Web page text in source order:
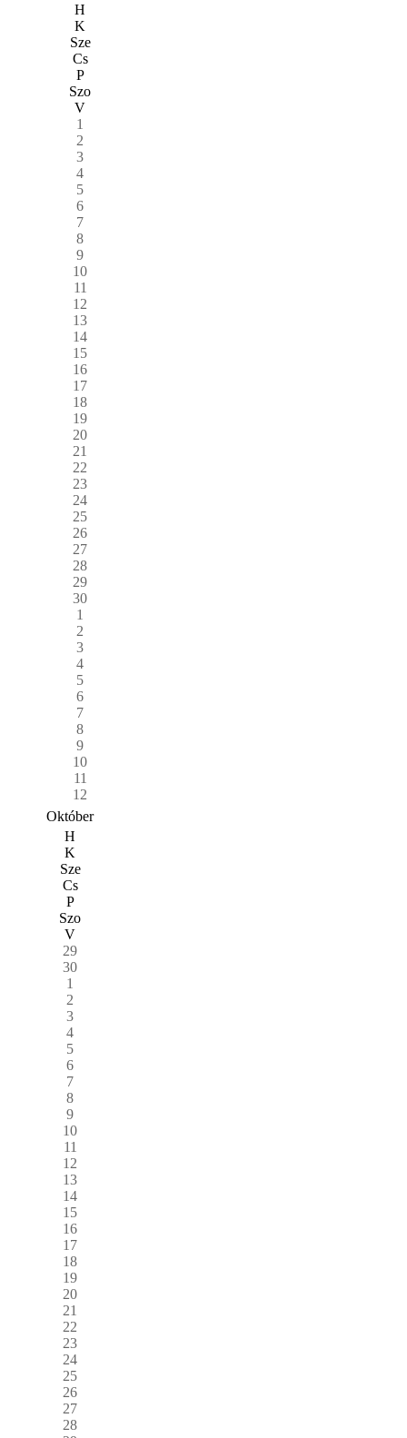
H
K
Sze
Cs
P
Szo
V
1
2
3
4
5
6
7
8
9
10
11
12
13
14
15
16
17
18
19
20
21
22
23
24
25
26
27
28
29
30
1
2
3
4
5
6
7
8
9
10
11
12
Október
H
K
Sze
Cs
P
Szo
V
29
30
1
2
3
4
5
6
7
8
9
10
11
12
13
14
15
16
17
18
19
20
21
22
23
24
25
26
27
28